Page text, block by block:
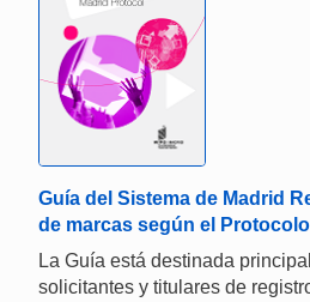
Guía del Sistema de Madrid
de marcas según el
La Guía está destinada
solicitantes y titulares de